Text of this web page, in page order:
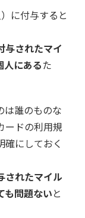
に付与すると
与されたマイ
人にあるた
は誰のものな
ードの利用規
にしておく
されたマイル
も問題ないと